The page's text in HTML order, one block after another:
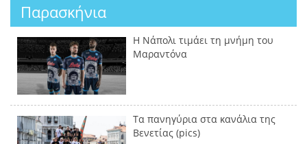
Παρασκήνια
Η Νάπολι τιμάει τη μνήμη του
Μαραντόνα
Τα πανηγύρια στα κανάλια της
Βενετίας (pics)